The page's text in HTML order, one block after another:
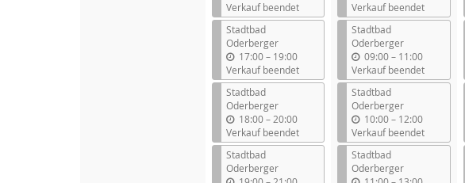
i
s
Verkauf beendet
Stadtbad
Oderberger
17:00–b
i
s
19:00
Verkauf beendet
Stadtbad
Oderberger
18:00–b
i
s
20:00
Verkauf beendet
Stadtbad
Oderberger
i
s
Verkauf beendet
Stadtbad
Oderberger
09:00 –b
i
s
11:00
Verkauf beendet
Stadtbad
Oderberger
10:00 –b
i
s
12:00
Verkauf beendet
Stadtbad
Oderberger